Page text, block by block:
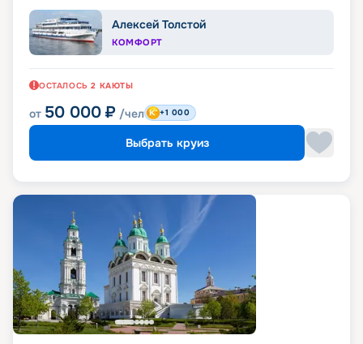
Алексей Толстой
КОМФОРТ
ОСТАЛОСЬ 2 КАЮТЫ
от 50 000 ₽ /чел +1 000
Выбрать круиз